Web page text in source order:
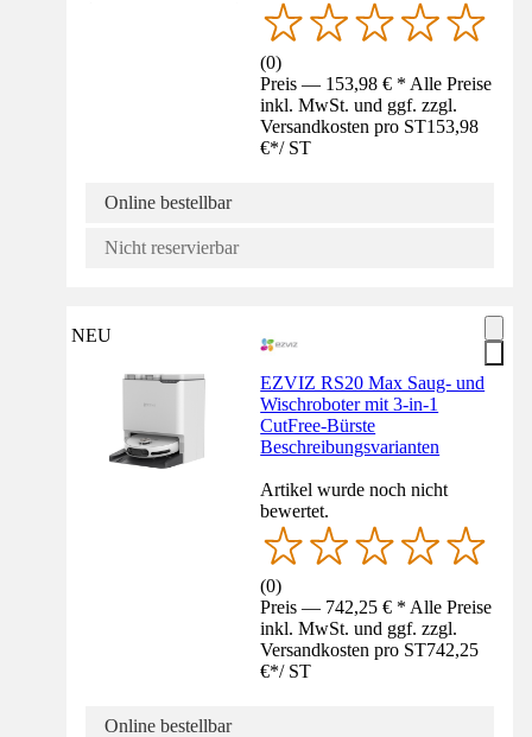
(0)
Preis — 153,98 € * Alle Preise
inkl. MwSt. und ggf. zzgl.
Versandkosten pro ST153,98
€*/ ST
Online bestellbar
Nicht reservierbar
NEU
EZVIZ RS20 Max Saug- und
Wischroboter mit 3-in-1
CutFree-Bürste
Beschreibungsvarianten
Artikel wurde noch nicht
bewertet.
(0)
Preis — 742,25 € * Alle Preise
inkl. MwSt. und ggf. zzgl.
Versandkosten pro ST742,25
€*/ ST
Online bestellbar